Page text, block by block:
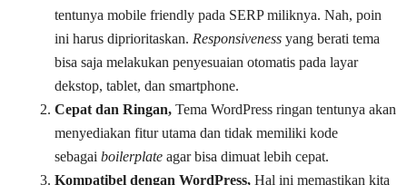
tentunya mobile friendly pada SERP miliknya. Nah, poin
ini harus diprioritaskan. Responsiveness yang berati tema
bisa saja melakukan penyesuaian otomatis pada layar
dekstop, tablet, dan smartphone.
Cepat dan Ringan, Tema WordPress ringan tentunya akan
menyediakan fitur utama dan tidak memiliki kode
sebagai boilerplate agar bisa dimuat lebih cepat.
Kompatibel dengan WordPress, Hal ini memastikan kita